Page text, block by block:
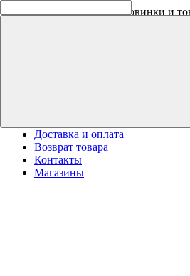
Скидки на новинки до -30%
Доставка и оплата
Возврат товара
Контакты
Магазины